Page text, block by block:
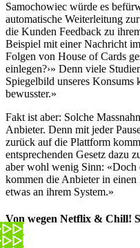
Samochowiec würde es
automatische Weiterleitung
die Kunden Feedback zu
Beispiel mit einer Nachricht
Folgen von House of Cards
einlegen?›» Denn viele
Spiegelbild unseres
bewusster.»
Fakt ist aber: Solche
Anbieter. Denn mit jeder
zurück auf die Plattform
entsprechenden Gesetz dazu
aber wohl wenig Sinn:
kommen die Anbieter in
etwas an ihrem System.»
Von wegen Netflix & Chill!